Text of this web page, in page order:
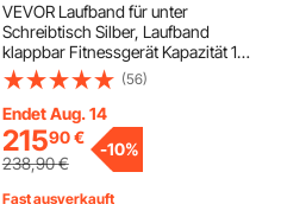
VEVOR Laufband für unter
Schreibtisch Silber, Laufband
klappbar Fitnessgerät Kapazität 100
kg Lauftraining kompakt kein
Handlauf im Büro zu Hause
Heimtrainer Professionell
(56)
Endet Aug. 14
21590€
238,90€
-10%
Fast ausverkauft